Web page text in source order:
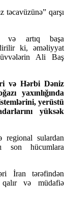
təcavüzünə” qarşı
və artıq başa
ki, əməliyyat
Ali Baş
və Hərbi Dəniz
yaxınlığında
yerüstü
yüksək
sulardan
son hücumlara
İran tərəfindən
və müdafiə